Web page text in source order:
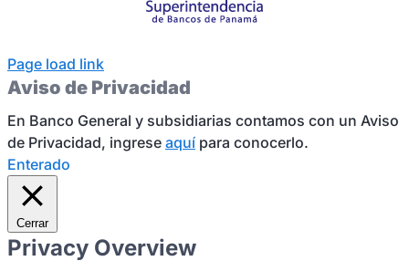
Page load link
Aviso de Privacidad
En Banco General y subsidiarias contamos con un Aviso
de Privacidad, ingrese aquí para conocerlo.
Enterado
Cerrar
Privacy Overview